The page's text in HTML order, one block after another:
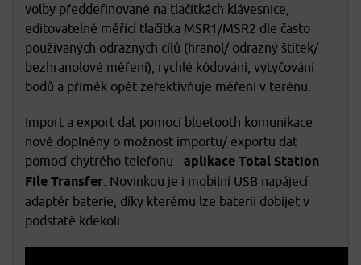
volby předdefinované na tlačítkách klávesnice,
editovatelné měřící tlačítka MSR1/MSR2 dle často
používaných odrazných cílů (hranol/ odrazný štítek/
bezhranolové měření), rychlé kódování, vytyčování
bodů a příměk opět zefektivňuje měření v terénu.
Import a export dat pomocí bluetooth komunikace
nově doplněny o možnost importu/ exportu dat
pomocí chytrého telefonu - aplikace Total Station
File Transfer. Novinkou je i mobilní USB napájecí
adaptér baterie, díky kterému lze baterii dobíjet v
podstatě kdekoli.